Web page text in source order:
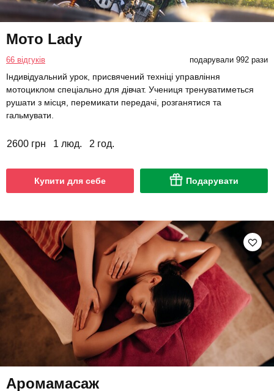
Мото Lady
66 відгуків подарували 992 рази
Індивідуальний урок, присвячений техніці управління
мотоциклом спеціально для дівчат. Учениця тренуватиметься
рушати з місця, перемикати передачі, розганятися та
гальмувати.
2600 грн 1 люд. 2 год.
Купити для себе Подарувати
Аромамасаж